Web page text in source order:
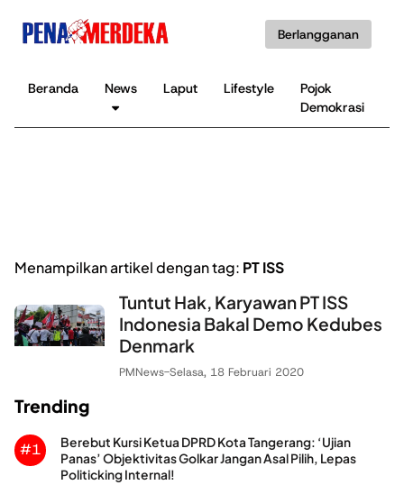
Berlangganan
Beranda News Laput Lifestyle
Pojok
Demokrasi
Menampilkan artikel dengan tag: PT ISS
Tuntut Hak, Karyawan PT ISS
Indonesia Bakal Demo Kedubes
Denmark
PMNews-Selasa, 18 Februari 2020
Trending
#1
Berebut Kursi Ketua DPRD Kota Tangerang: ‘Ujian
Panas’ Objektivitas Golkar Jangan Asal Pilih, Lepas
Politicking Internal!